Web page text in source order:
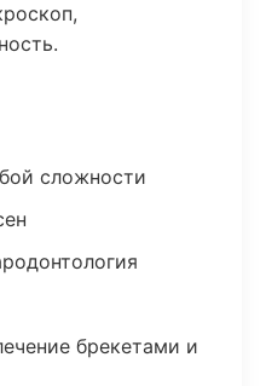
сложности
брекетами и